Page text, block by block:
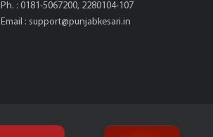
Ph. : 0181-5067200, 2280104-107
Email : support@punjabkesari.in